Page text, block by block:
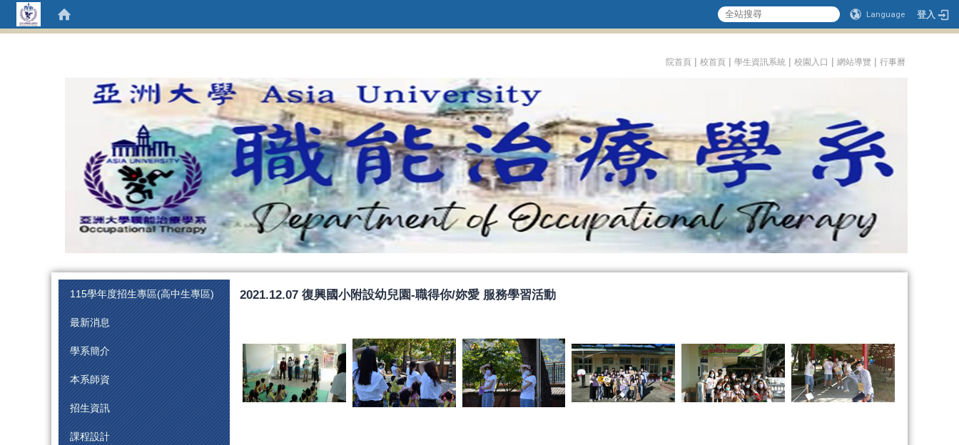
Language 登入
院首頁 | 校首頁 | 學生資訊系統 | 校園入口 | 網站導覽 | 行事曆
115學年度招生專區(高中生專區)
最新消息
學系簡介
本系師資
招生資訊
課程設計
2021.12.07 復興國小附設幼兒園-職得你/妳愛 服務學習活動